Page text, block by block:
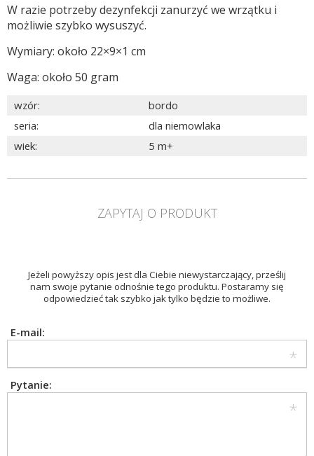
W razie potrzeby dezynfekcji zanurzyć we wrzątku i
możliwie szybko wysuszyć.
Wymiary: około 22×9×1 cm
Waga: około 50 gram
wzór:
bordo
seria:
dla niemowlaka
wiek: 5 m+
ZAPYTAJ O PRODUKT
Jeżeli powyższy opis jest dla Ciebie niewystarczający, prześlij
nam swoje pytanie odnośnie tego produktu. Postaramy się
odpowiedzieć tak szybko jak tylko będzie to możliwe.
E-mail:
Pytanie: